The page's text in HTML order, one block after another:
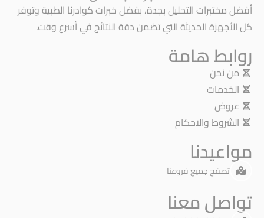
أفضل مختبرات التحليل بجدة، بفضل خبرات كوادرنا الطبية وتوفر
كل الأجهزة الحديثة التي تضمن دقة النتائج في أسرع وقت.
روابط هامة
من نحن
الخدمات
عروض
الشروط والاحكام
مواعيدنا
تصفح جميع فروعنا
تواصل معنا